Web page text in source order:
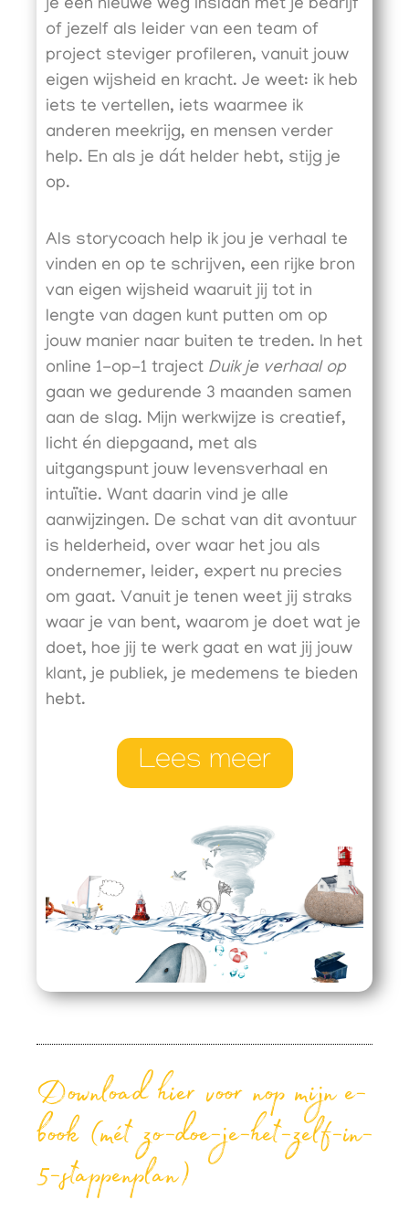
je een nieuwe weg inslaan met je bedrijf
of jezelf als leider van een team of
project steviger profileren, vanuit jouw
eigen wijsheid en kracht. Je weet: ik heb
iets te vertellen, iets waarmee ik
anderen meekrijg, en mensen verder
help. En als je dát helder hebt, stijg je
op.
Als storycoach help ik jou je verhaal te
vinden en op te schrijven, een rijke bron
van eigen wijsheid waaruit jij tot in
lengte van dagen kunt putten om op
jouw manier naar buiten te treden. In het
online 1-op-1 traject Duik je verhaal op
gaan we gedurende 3 maanden samen
aan de slag. Mijn werkwijze is creatief,
licht én diepgaand, met als
uitgangspunt jouw levensverhaal en
intuïtie. Want daarin vind je alle
aanwijzingen. De schat van dit avontuur
is helderheid, over waar het jou als
ondernemer, leider, expert nu precies
om gaat. Vanuit je tenen weet jij straks
waar je van bent, waarom je doet wat je
doet, hoe jij te werk gaat en wat jij jouw
klant, je publiek, je medemens te bieden
hebt.
Lees meer
Download hier voor nop mijn e-
book (mét zo-doe-je-het-zelf-in-
5-stappenplan)